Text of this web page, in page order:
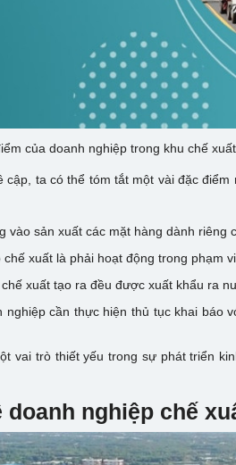
của doanh nghiệp trong khu chế xuất
ta có thể tóm tắt một vài đặc
vào sản xuất các mặt hàng dành riêng
xuất là phải hoạt động trong phạm
xuất tạo ra đều được xuất khẩu ra
cần thực hiện thủ tục khai báo
vai trò thiết yếu trong sự phát triển
nghiệp chế